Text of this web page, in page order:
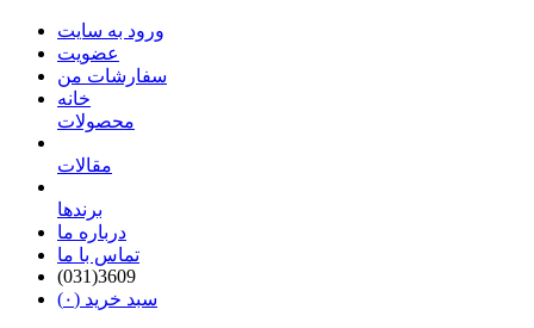
ورود به سایت
عضویت
سفارشات من
خانه
محصولات
مقالات
برندها
درباره ما
تماس با ما
(031)3609
سبد خرید (۰)